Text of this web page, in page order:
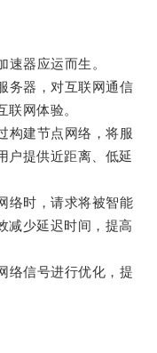
器应运而生。
器，对互联网通信
网体验。
建节点网络，将服
户提供近距离、低延
时，请求将被智能
减少延迟时间，提高
信号进行优化，提